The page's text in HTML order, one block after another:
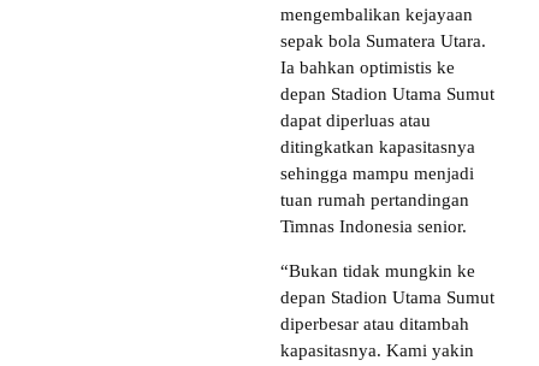
mengembalikan kejayaan
sepak bola Sumatera Utara.
Ia bahkan optimistis ke
depan Stadion Utama Sumut
dapat diperluas atau
ditingkatkan kapasitasnya
sehingga mampu menjadi
tuan rumah pertandingan
Timnas Indonesia senior.
“Bukan tidak mungkin ke
depan Stadion Utama Sumut
diperbesar atau ditambah
kapasitasnya. Kami yakin